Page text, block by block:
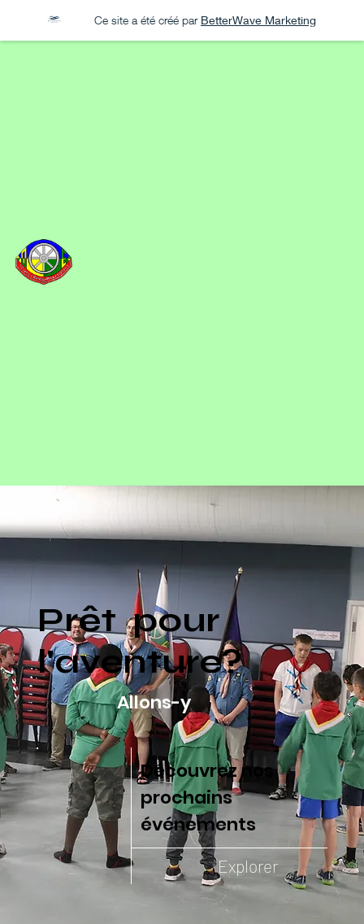
Ce site a été créé par BetterWave Marketing
Découvrez nos
prochains
événements
Explorer
Prêt pour
l'aventure?
Allons-y